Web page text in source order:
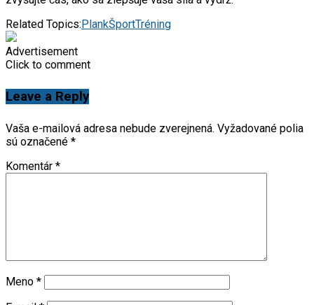
Related Topics:PlankŠportTréning
Advertisement
Click to comment
Leave a Reply
Vaša e-mailová adresa nebude zverejnená. Vyžadované polia
sú označené *
Komentár *
Meno *